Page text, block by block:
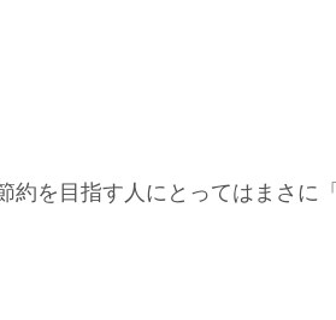
を目指す人にとってはまさに